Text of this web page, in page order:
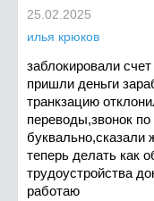
25.02.2025
илья крюков
заблокировали
пришли деньги
транкзацию
переводы,звонок
буквально,сказали
теперь делать как
трудоустройства
работаю